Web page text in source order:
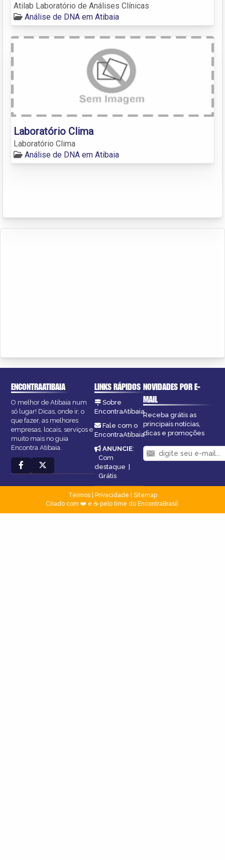
Atilab Laboratório de Análises Clínicas
Análise de DNA em Atibaia
Laboratório Clima
Laboratório Clima
Análise de DNA em Atibaia
ENCONTRAATIBAIA
O melhor de Atibaia num
só lugar! Dicas, onde ir, o
que fazer, as melhores
empresas, locais, serviços e
muito mais no guia
Encontra Atibaia.
LINKS RÁPIDOS
Sobre
EncontraAtibaia
Fale com o
EncontraAtibaia
ANUNCIE:
Com
destaque |
Grátis
NOVIDADES POR E-
MAIL
Receba grátis as
principais notícias,
dicas e promoções
Termos| Privacidade
Sitemap
Criado com ❤️ e ☕ pelo time do EncontraBrasil